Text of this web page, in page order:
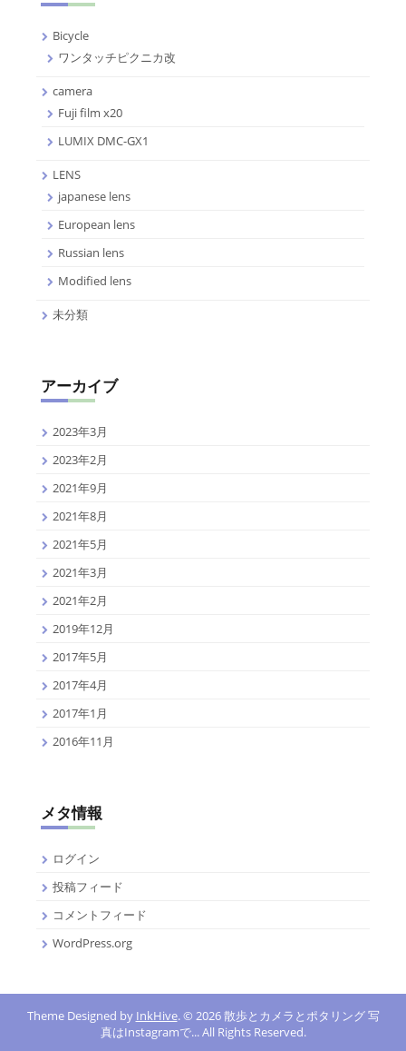
Bicycle
ワンタッチピクニカ改
camera
Fuji film x20
LUMIX DMC-GX1
LENS
japanese lens
European lens
Russian lens
Modified lens
未分類
アーカイブ
2023年3月
2023年2月
2021年9月
2021年8月
2021年5月
2021年3月
2021年2月
2019年12月
2017年5月
2017年4月
2017年1月
2016年11月
メタ情報
ログイン
投稿フィード
コメントフィード
WordPress.org
Theme Designed by InkHive.© 2026 散歩とカメラとポタリング 写
真はInstagramで... All Rights Reserved.